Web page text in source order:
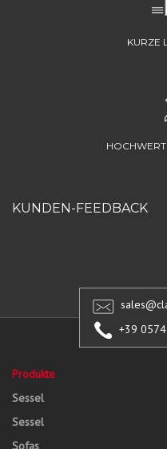
KURZE
KUNDEN-FEEDBACK
+39
Produkte
Sessel
Sessel
Sofas